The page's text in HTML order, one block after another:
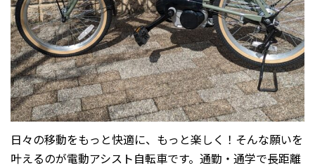
日々の移動をもっと快適に、もっと楽しく！そんな願いを
叶えるのが電動アシスト自転車です。通勤・通学で長距離